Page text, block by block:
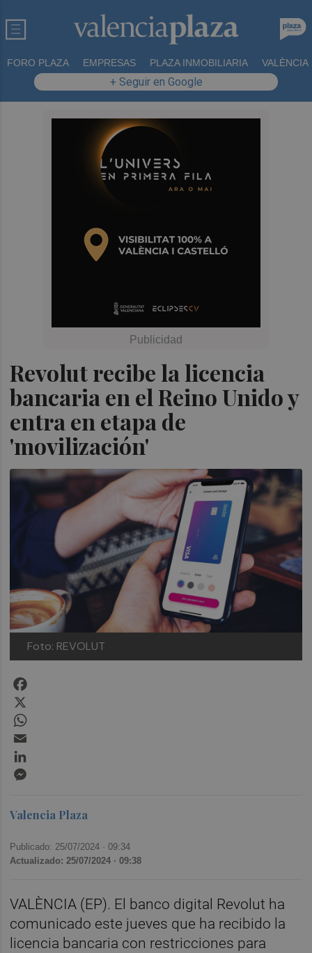
FORO PLAZA EMPRESAS PLAZA INMOBILIARIA VALÈNCIA
+ Seguir en Google
Revolut recibe la licencia
bancaria en el Reino Unido y
entra en etapa de
'movilización'
Foto: REVOLUT
Valencia Plaza
Publicado: 25/07/2024 ·09:34
Actualizado: 25/07/2024 · 09:38
VALÈNCIA (EP). El banco digital Revolut ha
comunicado este jueves que ha recibido la
licencia bancaria con restricciones para